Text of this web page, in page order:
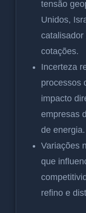
tensão
Unidos,
cotações.
Incerteza
processos
impacto
empresas
de energia.
Variações
que
refino e